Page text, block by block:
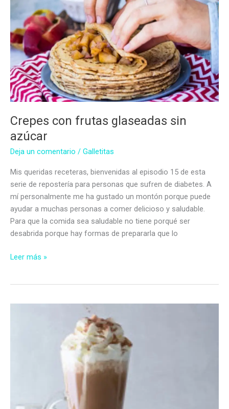
mangos
Crepes con frutas glaseadas sin
azúcar
Deja un comentario / Galletitas
Mis queridas receteras, bienvenidas al episodio 15 de esta
serie de repostería para personas que sufren de diabetes. A
mí personalmente me ha gustado un montón porque puede
ayudar a muchas personas a comer delicioso y saludable.
Para que la comida sea saludable no tiene porqué ser
desabrida porque hay formas de prepararla que lo
Crepes
sin
Leer más »